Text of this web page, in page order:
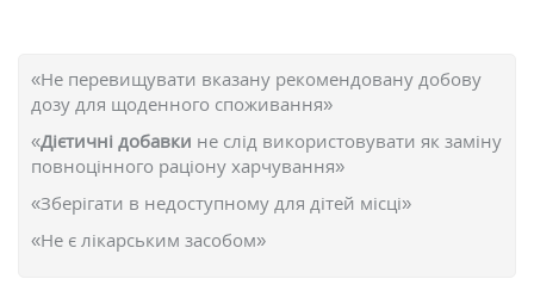
«Не перевищувати вказану рекомендовану добову
дозу для щоденного споживання»
«Дієтичні добавки не слід використовувати як заміну
повноцінного раціону харчування»
«Зберігати в недоступному для дітей місці»
«Не є лікарським засобом»